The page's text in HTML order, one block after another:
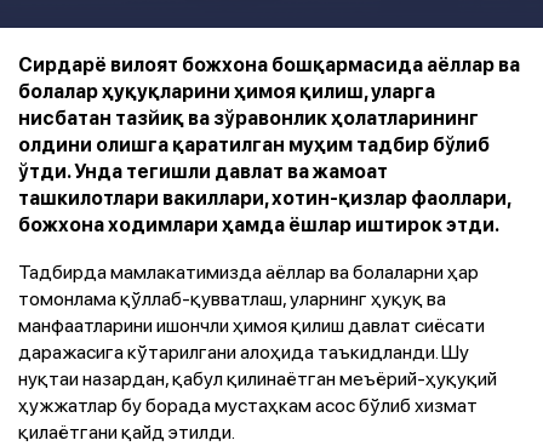
Сирдарё вилоят божхона бошқармасида аёллар ва
болалар ҳуқуқларини ҳимоя қилиш, уларга
нисбатан тазйиқ ва зўравонлик ҳолатларининг
олдини олишга қаратилган муҳим тадбир бўлиб
ўтди. Унда тегишли давлат ва жамоат
ташкилотлари вакиллари, хотин-қизлар фаоллари,
божхона ходимлари ҳамда ёшлар иштирок этди.
Тадбирда мамлакатимизда аёллар ва болаларни ҳар
томонлама қўллаб-қувватлаш, уларнинг ҳуқуқ ва
манфаатларини ишончли ҳимоя қилиш давлат сиёсати
даражасига кўтарилгани алоҳида таъкидланди. Шу
нуқтаи назардан, қабул қилинаётган меъёрий-ҳуқуқий
ҳужжатлар бу борада мустаҳкам асос бўлиб хизмат
қилаётгани қайд этилди.